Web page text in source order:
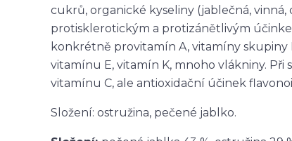
cukrů, organické kyseliny (jablečná, vinná,
protisklerotickým a protizánětlivým
konkrétně provitamín A, vitamíny skupiny
vitamínu E, vitamín K, mnoho vlákniny.
vitamínu C, ale antioxidační účinek
Složení: ostružina, pečené jablko.